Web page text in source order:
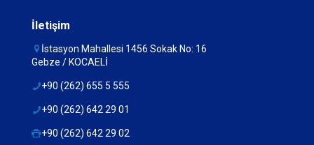
İletişim
İstasyon Mahallesi 1456 Sokak No: 16
Gebze / KOCAELİ
+90 (262) 655 5 555
+90 (262) 642 29 01
+90 (262) 642 29 02